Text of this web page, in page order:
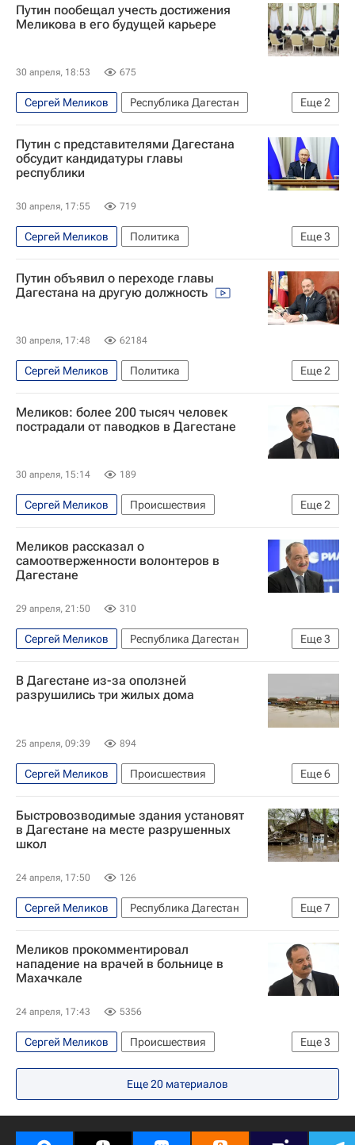
Владимир Путин
Путин пообещал учесть достижения
Меликова в его будущей карьере
30 апреля, 18:53 675
Еще2
Сергей Меликов
Республика Дагестан
Россия
Владимир Путин
Путин с представителями Дагестана
обсудит кандидатуры главы
республики
30 апреля, 17:55 719
Еще3
Сергей Меликов
Политика
Республика Дагестан
Россия
Владимир Путин
Путин объявил о переходе главы
Дагестана на другую должность
30 апреля, 17:48 62184
Еще2
Сергей Меликов
Политика
Республика Дагестан
Владимир Путин
Меликов: более 200 тысяч человек
пострадали от паводков в Дагестане
30 апреля, 15:14 189
Еще2
Сергей Меликов
Происшествия
Республика Дагестан
Наводнение в Дагестане
Меликов рассказал о
самоотверженности волонтеров в
Дагестане
29 апреля, 21:50 310
Еще3
Сергей Меликов
Республика Дагестан
Северный Кавказ
Россия
Наводнение в Дагестане
В Дагестане из-за оползней
разрушились три жилых дома
25 апреля, 09:39 894
Еще6
Сергей Меликов
Происшествия
Хунзахский район
Республика Дагестан
Россия
Александр Куренков
МЧС России (Министерство РФ по делам гражданской обороны, чрезвычайным ситуациям и ликвидации последствий стихийных бедствий)
Наводнение в Дагестане
Быстровозводимые здания установят
в Дагестане на месте разрушенных
школ
24 апреля, 17:50 126
Еще7
Сергей Меликов
Республика Дагестан
Россия
Владимир Путин
Наводнение в Дагестане
Школы
Строительство
Социальная инфраструктура
Меликов прокомментировал
нападение на врачей в больнице в
Махачкале
24 апреля, 17:43 5356
Еще3
Сергей Меликов
Происшествия
Республика Дагестан
Махачкала
Россия
Еще20 материалов